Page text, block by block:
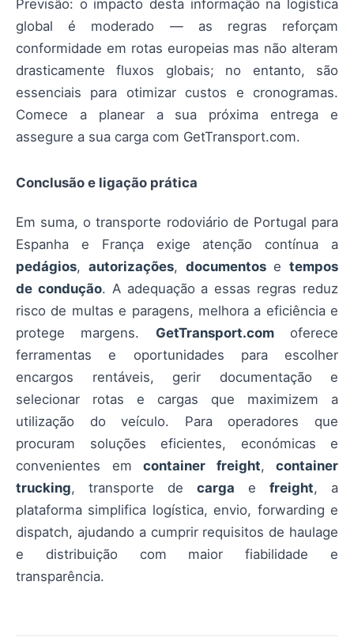
Previsão: o impacto desta informação na logística
global é moderado — as regras reforçam
conformidade em rotas europeias mas não alteram
drasticamente fluxos globais; no entanto, são
essenciais para otimizar custos e cronogramas.
Comece a planear a sua próxima entrega e
assegure a sua carga com GetTransport.com.
Conclusão e ligação prática
Em suma, o transporte rodoviário de Portugal para
Espanha e França exige atenção contínua a
pedágios, autorizações, documentose tempos
de condução. A adequação a essas regras reduz
risco de multas e paragens, melhora a eficiência e
protege margens. GetTransport.comoferece
ferramentas e oportunidades para escolher
encargos rentáveis, gerir documentação e
selecionar rotas e cargas que maximizem a
utilização do veículo. Para operadores que
procuram soluções eficientes, económicas e
convenientes em container freight, container
trucking, transporte de carga e freight, a
plataforma simplifica logística, envio, forwarding e
dispatch, ajudando a cumprir requisitos de haulage
e distribuição com maior fiabilidade e
transparência.